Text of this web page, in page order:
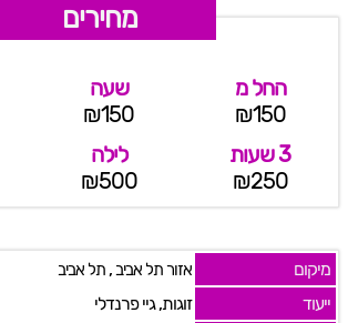
מחירים
החל מ
₪150
שעה
₪150
3 שעות
₪250
לילה
₪500
מיקום אזור תל אביב, תל אביב
ייעוד
זוגות, גיי פרנדלי